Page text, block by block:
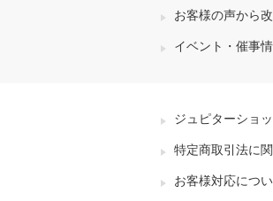
お客様の声から
イベント・催事
ジュピターショ
特定商取引法に
お客様対応につ